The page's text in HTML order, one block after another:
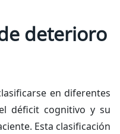
deterioro
en diferentes
déficit cognitivo y su
Esta clasificación